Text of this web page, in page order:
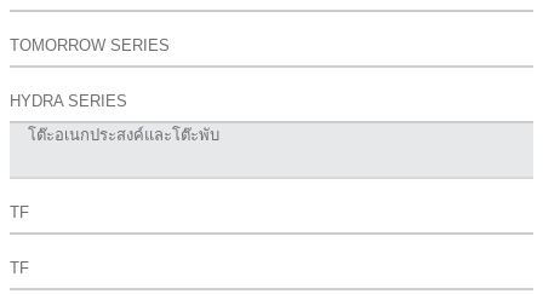
TOMORROW SERIES
HYDRA SERIES
โต๊ะอเนกประสงค์และโต๊ะพับ
TF
TF